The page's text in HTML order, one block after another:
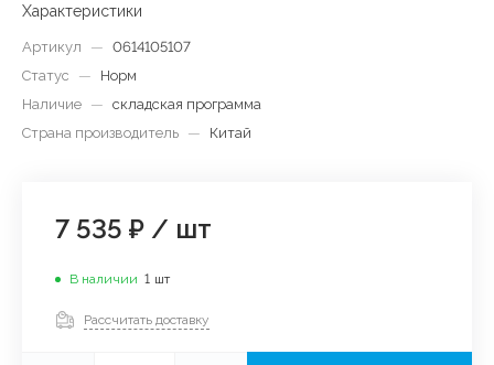
Характеристики
Артикул — 0614105107
Статус
—
Норм
Наличие — складская программа
Страна производитель — Китай
7 535 ₽ / шт
В наличии 1 шт
Рассчитать доставку